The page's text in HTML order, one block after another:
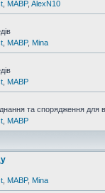
MABP, AlexN10
MABP, Mina
MABP
та спорядження для
MABP
MABP, Mina